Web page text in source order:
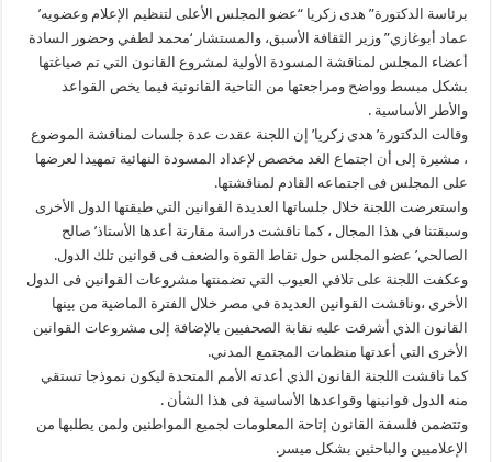
برئاسة الدكتورة” هدى زكريا “عضو المجلس الأعلى لتنظيم الإعلام وعضويه’
عماد أبوغازي” وزير الثقافة الأسبق، والمستشار ‘محمد لطفي وحضور السادة
أعضاء المجلس لمناقشة المسودة الأولية لمشروع القانون التي تم صياغتها
بشكل مبسط وواضح ومراجعتها من الناحية القانونية فيما يخص القواعد
والأطر الأساسية .
وقالت الدكتورة’ هدى زكريا’ إن اللجنة عقدت عدة جلسات لمناقشة الموضوع
، مشيرة إلى أن اجتماع الغد مخصص لإعداد المسودة النهائية تمهيدا لعرضها
على المجلس فى اجتماعه القادم لمناقشتها.
واستعرضت اللجنة خلال جلساتها العديدة القوانين التي طبقتها الدول الأخرى
وسبقتنا في هذا المجال ، كما ناقشت دراسة مقارنة أعدها الأستاذ’ صالح
الصالحي’ عضو المجلس حول نقاط القوة والضعف فى قوانين تلك الدول.
وعكفت اللجنة على تلافي العيوب التي تضمنتها مشروعات القوانين فى الدول
الأخرى ،وناقشت القوانين العديدة فى مصر خلال الفترة الماضية من بينها
القانون الذي أشرفت عليه نقابة الصحفيين بالإضافة إلى مشروعات القوانين
الأخرى التي أعدتها منظمات المجتمع المدني.
كما ناقشت اللجنة القانون الذي أعدته الأمم المتحدة ليكون نموذجا تستقي
منه الدول قوانينها وقواعدها الأساسية فى هذا الشأن .
وتتضمن فلسفة القانون إتاحة المعلومات لجميع المواطنين ولمن يطلبها من
الإعلاميين والباحثين بشكل ميسر.